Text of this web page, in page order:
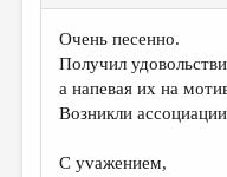
РЕЦЕНЗИРОВАНИЕ
ЦИКЛЫ ПУБЛИКАЦИЙ
ТРЕДИАКОВСКИЙ
Очень песенно.
Получил
а напевая их на
Возникли
С уvажением,